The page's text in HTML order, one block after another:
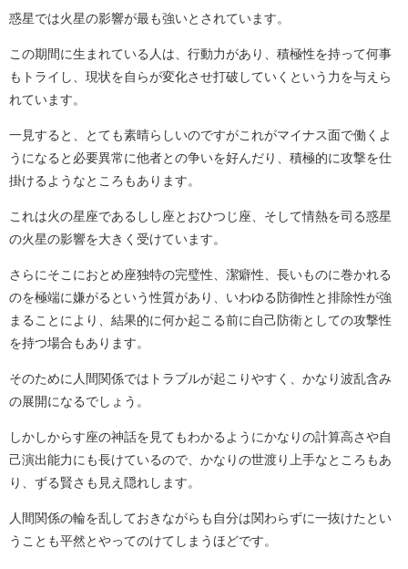
惑星では火星の影響が最も強いとされています。
この期間に生まれている人は、行動力があり、積極性を持って何事
もトライし、現状を自らが変化させ打破していくという力を与えら
れています。
一見すると、とても素晴らしいのですがこれがマイナス面で働くよ
うになると必要異常に他者との争いを好んだり、積極的に攻撃を仕
掛けるようなところもあります。
これは火の星座であるしし座とおひつじ座、そして情熱を司る惑星
の火星の影響を大きく受けています。
さらにそこにおとめ座独特の完璧性、潔癖性、長いものに巻かれる
のを極端に嫌がるという性質があり、いわゆる防御性と排除性が強
まることにより、結果的に何か起こる前に自己防衛としての攻撃性
を持つ場合もあります。
そのために人間関係ではトラブルが起こりやすく、かなり波乱含み
の展開になるでしょう。
しかしからす座の神話を見てもわかるようにかなりの計算高さや自
己演出能力にも長けているので、かなりの世渡り上手なところもあ
り、ずる賢さも見え隠れします。
人間関係の輪を乱しておきながらも自分は関わらずに一抜けたとい
うことも平然とやってのけてしまうほどです。